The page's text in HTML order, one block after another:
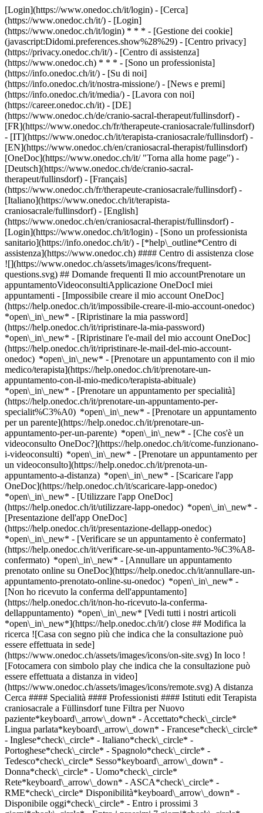
[Login](https://www.onedoc.ch/it/login) - [Cerca]
(https://www.onedoc.ch/it/) - [Login]
(https://www.onedoc.ch/it/login) * * * - [Gestione dei cookie]
(javascript:Didomi.preferences.show%28%29) - [Centro privacy]
(https://privacy.onedoc.ch/it/) - [Centro di assistenza]
(https://www.onedoc.ch) * * * - [Sono un professionista]
(https://info.onedoc.ch/it/) - [Su di noi]
(https://info.onedoc.ch/it/nostra-missione/) - [News e premi]
(https://info.onedoc.ch/it/media/) - [Lavora con noi]
(https://career.onedoc.ch/it) - [DE]
(https://www.onedoc.ch/de/cranio-sacral-therapeut/fullinsdorf) -
[FR](https://www.onedoc.ch/fr/therapeute-craniosacrale/fullinsdorf)
- [IT](https://www.onedoc.ch/it/terapista-craniosacrale/fullinsdorf) -
[EN](https://www.onedoc.ch/en/craniosacral-therapist/fullinsdorf)
[OneDoc](https://www.onedoc.ch/it/ "Torna alla home page") -
[Deutsch](https://www.onedoc.ch/de/cranio-sacral-
therapeut/fullinsdorf) - [Français]
(https://www.onedoc.ch/fr/therapeute-craniosacrale/fullinsdorf) -
[Italiano](https://www.onedoc.ch/it/terapista-
craniosacrale/fullinsdorf) - [English]
(https://www.onedoc.ch/en/craniosacral-therapist/fullinsdorf) -
[Login](https://www.onedoc.ch/it/login) - [Sono un professionista
sanitario](https://info.onedoc.ch/it/) - [*help\_outline*Centro di
assistenza](https://www.onedoc.ch) #### Centro di assistenza close
![](https://www.onedoc.ch/assets/images/icons/frequent-
questions.svg) ## Domande frequenti Il mio accountPrenotare un
appuntamentoVideoconsultiApplicazione OneDocI miei
appuntamenti - [Impossibile creare il mio account OneDoc]
(https://help.onedoc.ch/it/impossibile-creare-il-mio-account-onedoc)
*open\_in\_new* - [Ripristinare la mia password]
(https://help.onedoc.ch/it/ripristinare-la-mia-password)
*open\_in\_new* - [Ripristinare l'e-mail del mio account OneDoc]
(https://help.onedoc.ch/it/ripristinare-le-mail-del-mio-account-
onedoc) *open\_in\_new* - [Prenotare un appuntamento con il mio
medico/terapista](https://help.onedoc.ch/it/prenotare-un-
appuntamento-con-il-mio-medico/terapista-abituale)
*open\_in\_new* - [Prenotare un appuntamento per specialità]
(https://help.onedoc.ch/it/prenotare-un-appuntamento-per-
specialit%C3%A0) *open\_in\_new* - [Prenotare un appuntamento
per un parente](https://help.onedoc.ch/it/prenotare-un-
appuntamento-per-un-parente) *open\_in\_new* - [Che cos'è un
videoconsulto OneDoc?](https://help.onedoc.ch/it/come-funzionano-
i-videoconsulti) *open\_in\_new* - [Prenotare un appuntamento per
un videoconsulto](https://help.onedoc.ch/it/prenota-un-
appuntamento-a-distanza) *open\_in\_new* - [Scaricare l'app
OneDoc](https://help.onedoc.ch/it/scaricare-lapp-onedoc)
*open\_in\_new* - [Utilizzare l'app OneDoc]
(https://help.onedoc.ch/it/utilizzare-lapp-onedoc) *open\_in\_new* -
[Presentazione dell'app OneDoc]
(https://help.onedoc.ch/it/presentazione-dellapp-onedoc)
*open\_in\_new* - [Verificare se un appuntamento è confermato](https://help.onedoc.ch/it/verificare-se-un-appuntamento-%C3%A8-confermato) *open\_in\_new* - [Annullare un appuntamento prenotato online su OneDoc](https://help.onedoc.ch/it/annullare-un-appuntamento-prenotato-online-su-onedoc) *open\_in\_new* - [Non ho ricevuto la conferma dell'appuntamento](https://help.onedoc.ch/it/non-ho-ricevuto-la-conferma-dellappuntamento) *open\_in\_new* [Vedi tutti i nostri articoli *open\_in\_new*](https://help.onedoc.ch/it/) close ## Modifica la ricerca ![Casa con segno più che indica che la consultazione può essere effettuata in sede](https://www.onedoc.ch/assets/images/icons/on-site.svg) In loco ![Fotocamera con simbolo play che indica che la consultazione può essere effettuata a distanza in video](https://www.onedoc.ch/assets/images/icons/remote.svg) A distanza Cerca #### Specialità #### Professionisti #### Istituti edit Terapista craniosacrale a Füllinsdorf tune Filtra per Nuovo paziente*keyboard\_arrow\_down* - Accettato*check\_circle* Lingua parlata*keyboard\_arrow\_down* - Francese*check\_circle* - Inglese*check\_circle* - Italiano*check\_circle* - Portoghese*check\_circle* - Spagnolo*check\_circle* - Tedesco*check\_circle* Sesso*keyboard\_arrow\_down* - Donna*check\_circle* - Uomo*check\_circle* Rete*keyboard\_arrow\_down* - ASCA*check\_circle* - RME*check\_circle* Disponibilità*keyboard\_arrow\_down* - Disponibile oggi*check\_circle* - Entro i prossimi 3 giorni*check\_circle* - Entro i prossimi 7 giorni*check\_circle* - Entro i prossimi 14 giorni*check\_circle* # __Terapista craniosacrale__ a __Füllinsdorf__: prenota il tuo appuntamento online oggi ## 1 risultato a Füllinsdorf [![Sig.ra Dorothea Dötsch, terapista craniosacrale a Füllinsdorf](https://assets.onedoc.ch/images/users/3a9e07f94292e0776262550fcca44795ab13762c5732785a77c179d2202c5605-small.jpg "Sig.ra Dorothea Dötsch, terapista craniosacrale a Füllinsdorf")](https://www.onedoc.ch/it/terapista-craniosacrale/fullinsdorf/pkqy/dorothea-dotsch) ### [Sig.ra Dorothea Dötsch](https://www.onedoc.ch/it/terapista-craniosacrale/fullinsdorf/pkqy/dorothea-dotsch) ![Badge che indica un profilo verificato](https://www.onedoc.ch/assets/images/icons/checkmark.svg) Terapista craniosacrale Dötsch Craniosacral Therapie Im Mättli 7 4414 Füllinsdorf ![Sig.ra Dorothea Dötsch è affiliata alla rete ASCA](https://assets.onedoc.ch/images/networks/logos/496d325fd4282f2f0a46197dd629fd16fcd2d324839e441a2a65aaa74df08a15-small.png)![Sig.ra Dorothea Dötsch è affiliata alla rete RME](https://assets.onedoc.ch/images/networks/logos/a202aabd14cdddb5ff03205af2481fb805645ff903773c55a6c572d22f23762e-small.png) ![Icona paziente con segno più che indica che il professionista accetta nuovi pazienti](https://www.onedoc.ch/assets/images/icons/new-patients.svg)Accetta nuovi pazienti [Prenota un appuntamento](https://www.onedoc.ch/it/terapista-craniosacrale/fullinsdorf/pkqy/dorothea-dotsch) *chevron\_left* lun 03 ago *chevron\_right* Vedi più appuntamenti *error\_outline* Si è verificato un errore durante il caricamento della disponibilità [Riprova](https://www.onedoc.ch) ## __Terapisti craniosacrali__: altri specialisti sono disponibili online nei pressi di __Füllinsdorf__ [![Sig.ra Jenny Burkhardt, fisioterapista a Muttenz](https://assets.onedoc.ch/images/users/043adafd6b402f3bb0b5114ab4d21f017e0aa75b9584fec1532ab67020f6d83f-small.jpg "Sig.ra Jenny Burkhardt, fisioterapista a Muttenz")](https://www.onedoc.ch/it/fisioterapista/muttenz/pyfe/jenny-burkhardt) ### [Sig.ra Jenny Burkhardt](https://www.onedoc.ch/it/fisioterapista/muttenz/pyfe/jenny-burkhardt) ![Badge che indica un profilo verificato](https://www.onedoc.ch/assets/images/icons/checkmark.svg) [Fisioterapista](https://www.onedoc.ch/it/fisioterapista/muttenz) [Thera-Torso; Therapiezentrum für innere Organe](https://www.onedoc.ch/it/studio-medicina-alternativa/muttenz/eqga/thera-torso-therapiezentrum-fur-innere-organe) Sankt Arbogast-Strasse 31 4132 Muttenz ![Sig.ra Jenny Burkhardt è affiliata alla rete ASCA](https://assets.onedoc.ch/images/networks/logos/496d325fd4282f2f0a46197dd629fd16fcd2d324839e441a2a65aaa74df08a15-small.png)![Sig.ra Jenny Burkhardt è affiliata alla rete RME](https://assets.onedoc.ch/images/networks/logos/a202aabd14cdddb5ff03205af2481fb805645ff903773c55a6c572d22f23762e-small.png) ![Icona paziente con segno più che indica che il professionista accetta nuovi pazienti](https://www.onedoc.ch/assets/images/icons/new-patients.svg)Accetta nuovi pazienti [Prenota un appuntamento](https://www.onedoc.ch/it/fisioterapista/muttenz/pyfe/jenny-burkhardt) *chevron\_left* lun 03 ago *chevron\_right* Vedi più appuntamenti *error\_outline* Si è verificato un errore durante il caricamento della disponibilità [Riprova](https://www.onedoc.ch) [![Sig.ra Barbara Würth, fisioterapista a Basilea](https://assets.onedoc.ch/images/users/67a5c60007f5e29eb7d62258761fda489e63645f1d4b18a76d6feda964eac334-small.jpg "Sig.ra Barbara Würth, fisioterapista a Basilea")](https://www.onedoc.ch/it/fisioterapista/basilea/pc3dr/barbara-wurth) ### [Sig.ra Barbara Würth](https://www.onedoc.ch/it/fisioterapista/basilea/pc3dr/barbara-wurth) ![Badge che indica un profilo verificato](https://www.onedoc.ch/assets/images/icons/checkmark.svg) [Fisioterapista](https://www.onedoc.ch/it/fisioterapista/basilea), [Terapista craniosacrale](https://www.onedoc.ch/it/terapista-craniosacrale/basilea) [Physiotherapie Santewell Basel Steinenvorstadt](https://www.onedoc.ch/it/studio-fisioterapico/basilea/ebd3k/physiotherapie-santewell-basel-steinenvorstadt) Steinenvorstadt 21 4051 Basilea ![Icona paziente con segno più che indica che il professionista accetta nuovi pazienti](https://www.onedoc.ch/assets/images/icons/new-patients.svg)Accetta nuovi pazienti [Prenota un appuntamento](https://www.onedoc.ch/it/fisioterapista/basilea/pc3dr/barbara-wurth) Competenze:[Strappi muscolari e dei legamenti](https://www.onedoc.ch/it/strappi-muscolari-e-dei-legamenti/basilea), [Strappo del menisco | Menisco lacerato](https://www.onedoc.ch/it/strappo-del-menisco-menisco-lacerato/basilea), [Cefalea ed emicrania](https://www.onedoc.ch/it/cefalea-ed-emicrania/basilea), [Riabilitazione del perineo | Riabilitazione post-partum | riabilitazione genitourinaria](https://www.onedoc.ch/it/riabilitazione-del-perineo-riabilitazione-post-partum-riabilitazione-genitourinaria/basilea)Vedi di più *chevron\_left* lun 03 ago *chevron\_right* Vedi più appuntamenti *error\_outline* Si è verificato un errore durante il caricamento della disponibilità [Riprova](https://www.onedoc.ch) Competenze:[Strappi muscolari e dei legamenti](https://www.onedoc.ch/it/strappi-muscolari-e-dei-legamenti/basilea), [Strappo del menisco | Menisco lacerato](https://www.onedoc.ch/it/strappo-del-menisco-menisco-lacerato/basilea), [Cefalea ed emicrania](https://www.onedoc.ch/it/cefalea-ed-emicrania/basilea), [Riabilitazione del perineo | Riabilitazione post-partum | riabilitazione genitourinaria](https://www.onedoc.ch/it/riabilitazione-del-perineo-riabilitazione-post-partum-riabilitazione-genitourinaria/basilea)Vedi di più [![Sig.ra Kerstin Reisberger, fisioterapista a Basilea](https://assets.onedoc.ch/images/users/d24e60813e241547dd72acee1587cef4e45228079d34acf5367a8d69c97bb035-small.jpg "Sig.ra Kerstin Reisberger, fisioterapista a Basilea")](https://www.onedoc.ch/it/fisioterapista/basilea/pc0ef/kerstin-reisberger) ### [Sig.ra Kerstin Reisberger](https://www.onedoc.ch/it/fisioterapista/basilea/pc0ef/kerstin-reisberger) ![Badge che indica un profilo verificato](https://www.onedoc.ch/assets/images/icons/checkmark.svg) [Fisioterapista](https://www.onedoc.ch/it/fisioterapista/basilea), [Terapista craniosacrale](https://www.onedoc.ch/it/terapista-craniosacrale/basilea) [Wellsana Physiotherapie Basel](https://www.onedoc.ch/it/studio-fisioterapico/basilea/ebd20/wellsana-physiotherapie-basel) Dufourstrasse 11 4052 Basilea ![Icona paziente con segno più che indica che il professionista accetta nuovi pazienti](https://www.onedoc.ch/assets/images/icons/new-patients.svg)Accetta nuovi pazienti [Prenota un appuntamento](https://www.onedoc.ch/it/fisioterapista/basilea/pc0ef/kerstin-reisberger) Competenze:[Terapia con onde d'urto](https://www.onedoc.ch/it/terapia-con-onde-d-urto/basilea), [Disordini Temporomandibolari (TMD) | Disturbi del sistema masticatorio](https://www.onedoc.ch/it/disordini-temporomandibolari-tmd-disturbi-del-sistema-masticatorio/basilea), [Trattamento delle cicatrici](https://www.onedoc.ch/it/trattamento-delle-cicatrici/basilea)Vedi di più *chevron\_left* lun 03 ago *chevron\_right* Vedi più appuntamenti *error\_outline* Si è verificato un errore durante il caricamento della disponibilità [Riprova](https://www.onedoc.ch) Competenze:[Terapia con onde d'urto](https://www.onedoc.ch/it/terapia-con-onde-d-urto/basilea), [Disordini Temporomandibolari (TMD) | Disturbi del sistema masticatorio](https://www.onedoc.ch/it/disordini-temporomandibolari-tmd-disturbi-del-sistema-masticatorio/basilea), [Trattamento delle cicatrici](https://www.onedoc.ch/it/trattamento-delle-cicatrici/basilea)Vedi di più [![Sig.ra Laura Gasser, fisioterapista a Basilea](https://assets.onedoc.ch/images/users/8b5ebac63985de069a18e2e615919a783c3c04712cd5355796671985922df59d-small.jpg "Sig.ra Laura Gasser, fisioterapista a Basilea")](https://www.onedoc.ch/it/fisioterapista/basilea/pc0fz/laura-gasser) ### [Sig.ra Laura Gasser](https://www.onedoc.ch/it/fisioterapista/basilea/pc0fz/laura-gasser) ![Badge che indica un profilo verificato](https://www.onedoc.ch/assets/images/icons/checkmark.svg) [Fisioterapista](https://www.onedoc.ch/it/fisioterapista/basilea), [Terapista craniosacrale](https://www.onedoc.ch/it/terapista-craniosacrale/basilea) [Physiotherapie Santewell Basel Spalen](https://www.onedoc.ch/it/studio-fisioterapico/basilea/ebd3b/physiotherapie-santewell-basel-spalen) M